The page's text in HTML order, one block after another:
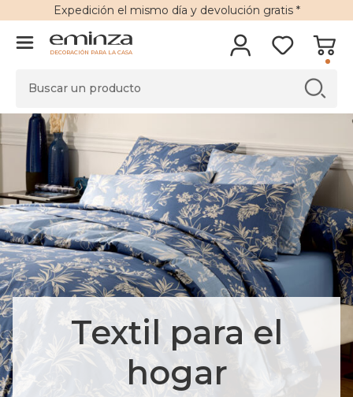
Expedición el mismo día y devolución gratis*
DECORACIÓN PARA LA CASA
Textil para el
hogar